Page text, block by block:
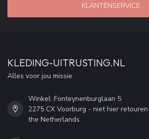
KLANTENSERVICE
KLEDING-UITRUSTING.NL
Alles voor jou missie
Winkel: Fonteynenburglaan 5
2275 CX Voorburg - niet hier retouren
the Netherlands